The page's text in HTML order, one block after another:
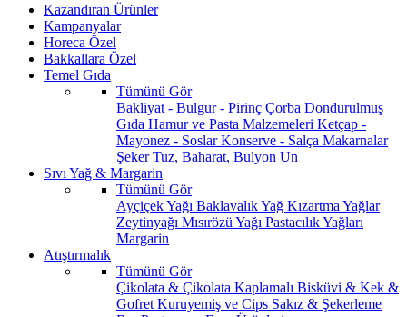
Kazandıran Ürünler
Kampanyalar
Horeca Özel
Bakkallara Özel
Temel Gıda
Tümünü Gör
Bakliyat - Bulgur - Pirinç Çorba Dondurulmuş
Gıda Hamur ve Pasta Malzemeleri Ketçap -
Mayonez - SoslarKonserve - Salça Makarnalar
ŞekerTuz, Baharat, Bulyon Un
Sıvı Yağ & Margarin
Tümünü Gör
Ayçiçek Yağı Baklavalık Yağ Kızartma Yağlar
Zeytinyağı Mısırözü Yağı Pastacılık Yağları
Margarin
Atıştırmalık
Tümünü Gör
Çikolata & Çikolata Kaplamalı Bisküvi & Kek &
Gofret Kuruyemiş ve Cips Sakız & Şekerleme